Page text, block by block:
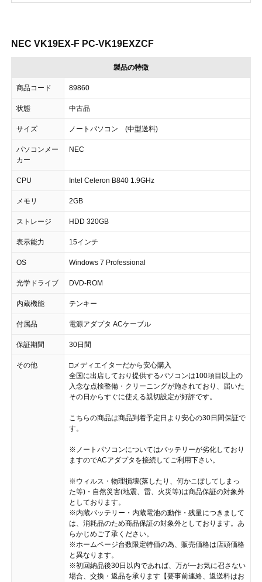
NEC VK19EX-F PC-VK19EXZCF
製品の特徴
商品コード 89860
状態 中古品
サイズ ノートパソコン (中型送料)
パソコンメー
カー
NEC
CPU Intel Celeron B840 1.9GHz
メモリ 2GB
ストレージ HDD 320GB
表示能力 15インチ
OS Windows 7 Professional
光学ドライブ DVD-ROM
内蔵機能 テンキー
付属品 電源アダプタ ACケーブル
保証期間 30日間
その他
□メディエイターだから安心購入
全国に出店しており提供するパソコンは100項目以上の
入念な点検整備・クリーニングが施されており、届いた
その日からすぐに使える親切設定が好評です。
こちらの商品は商品到着予定日より安心の30日間保証で
す。
※ノートパソコンについてはバッテリーが劣化しており
ますのでACアダプタを接続してご利用下さい。
※ウィルス・物理損壊(落したり、何かこぼしてしまっ
た等)・自然災害(地震、雷、火災等)は商品保証の対象外
としております。
※内蔵バッテリー・内蔵電池の動作・残量につきまして
は、消耗品のため商品保証の対象外としております。あ
らかじめご了承ください。
※ホームページ台数限定特価の為、販売価格は店頭価格
と異なります。
※初回納品後30日以内であれば、万が一お気に召さない
場合、交換・返品を承ります【要事前連絡、返送料はお